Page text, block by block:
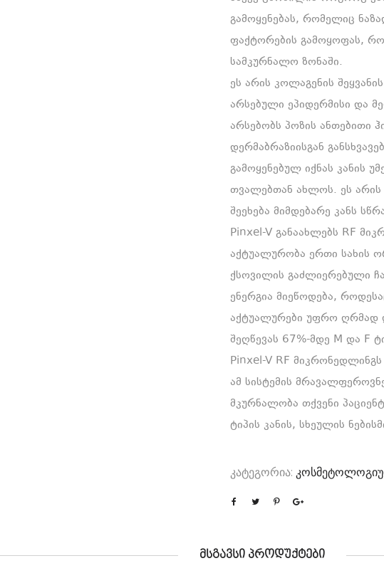
გამოყენებას, რომელიც
ფაქტორების გამოყოფას,
სამკურნალო ზონაში.
ეს არის კოლაგენის
არსებული ეპიდერმისი და
არსებობს პოზის ანთებითი
დერმაბრაზიისგან
გამოყენებულ იქნას კანის
თვალებთან ახლოს. ეს
შეეხება მიმდებარე კანს
Pinxel-V განაახლებს RF
აქტუალურობა ერთი სახის
ქსოვილის გაძლიერებული
ენერგია მიეწოდება,
აქტუალურები უფრო ღრმად
შეღწევას 67%-მდე M და F
Pinxel-V RF
ამ სისტემის
მკურნალობა თქვენი
ტიპის კანის, სხეულის
კატეგორია:
ᲛᲡᲒᲐᲕᲡᲘ ᲞᲠᲝᲓᲣᲥᲢᲔᲑᲘ